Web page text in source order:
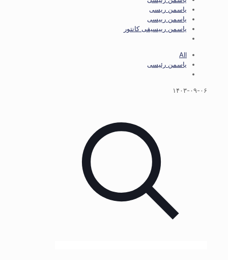
یاسمن ریسی
یاسمن رییسی
یاسمن رییسیفی کانتور
All
یاسمن رئیسی
۱۴۰۳-۰۹-۰۶